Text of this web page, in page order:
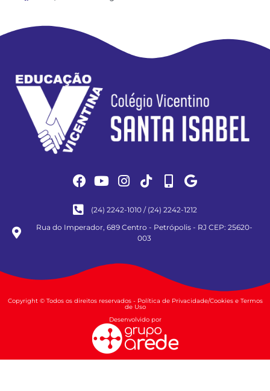
(24) 2242-1010 / (24) 2242-1212
Rua do Imperador, 689 Centro - Petrópolis - RJ CEP: 25620-
003
Copyright © Todos os direitos reservados - Política de Privacidade/Cookies e Termos
de Uso
Desenvolvido por